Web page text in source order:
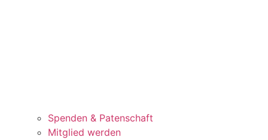
Spenden & Patenschaft
Mitglied werden